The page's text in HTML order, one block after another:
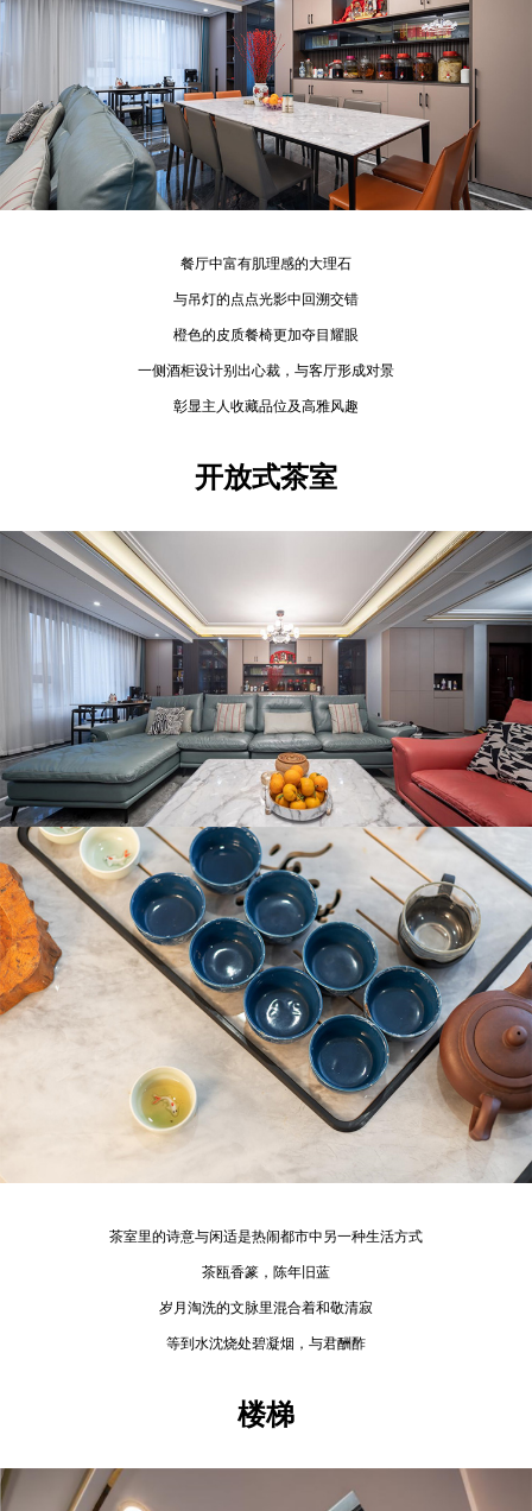
餐厅中富有肌理感的大理石
与吊灯的点点光影中回溯交错
橙色的皮质餐椅更加夺目耀眼
一侧酒柜设计别出心裁，与客厅形成对景
彰显主人收藏品位及高雅风趣
开放式茶室
茶室里的诗意与闲适是热闹都市中另一种生活方式
茶瓯香篆，陈年旧蓝
岁月淘洗的文脉里混合着和敬清寂
等到水沈烧处碧凝烟，与君酬酢
楼梯